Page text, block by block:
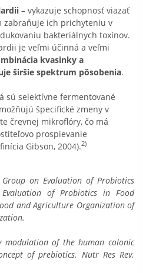
– vykazuje schopnosť viazať
zabraňuje ich prichyteniu v
bakteriálnych toxínov.
je veľmi účinná a veľmi
kvasinky a
širšie spektrum pôsobenia.
sú selektívne fermentované
špecifické zmeny v
črevnej mikroflóry, čo má
prospievanie
Gibson, 2004).2)
Group on Evaluation of Probiotics
of Probiotics in Food
and Agriculture Organization of
modulation of the human colonic
of prebiotics. Nutr Res Rev.